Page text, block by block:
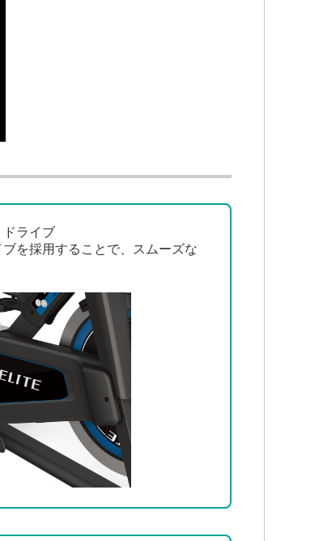
ドライブ
を採用することで、スムーズな